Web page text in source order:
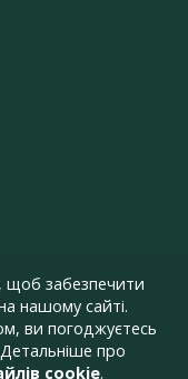
забезпечити
нашому сайті.
ви погоджуєтесь
про
cookie.